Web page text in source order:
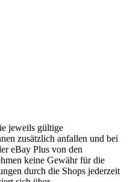
jeweils gültige
zusätzlich anfallen und bei
eBay Plus von den
keine Gewähr für die
durch die Shops jederzeit